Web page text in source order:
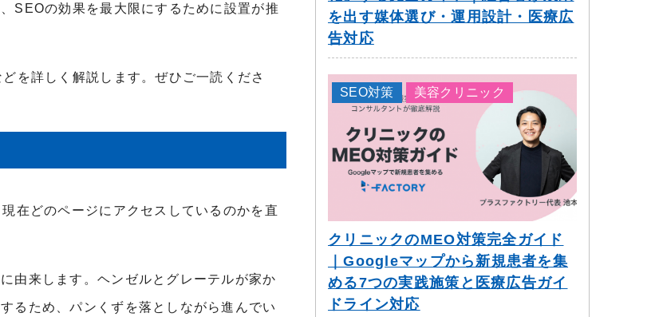
SEOの効果を最大限にするために設置が推
を詳しく解説します。ぜひご一読くださ
在どのページにアクセスしているのかを直
由来します。ヘンゼルとグレーテルが家か
るため、パンくずを落としながら進んでい
を出す媒体選び・運用設計・医療広
告対応
SEO対策 美容クリニック
クリニックのMEO対策完全ガイド
｜Googleマップから新規患者を集
める7つの実践施策と医療広告ガイ
ドライン対応